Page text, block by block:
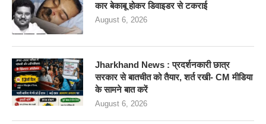
कार बेकाबू होकर डिवाइडर से टकराई
August 6, 2026
Jharkhand News : प्रदर्शनकारी छात्र
सरकार से बातचीत को तैयार, शर्त रखी- CM मीडिया
के सामने बात करें
August 6, 2026